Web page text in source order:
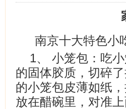
南京十大特色小
1、 小笼包：吃
的固体胶质，切碎
的小笼包皮薄如纸
放在醋碗里，对准